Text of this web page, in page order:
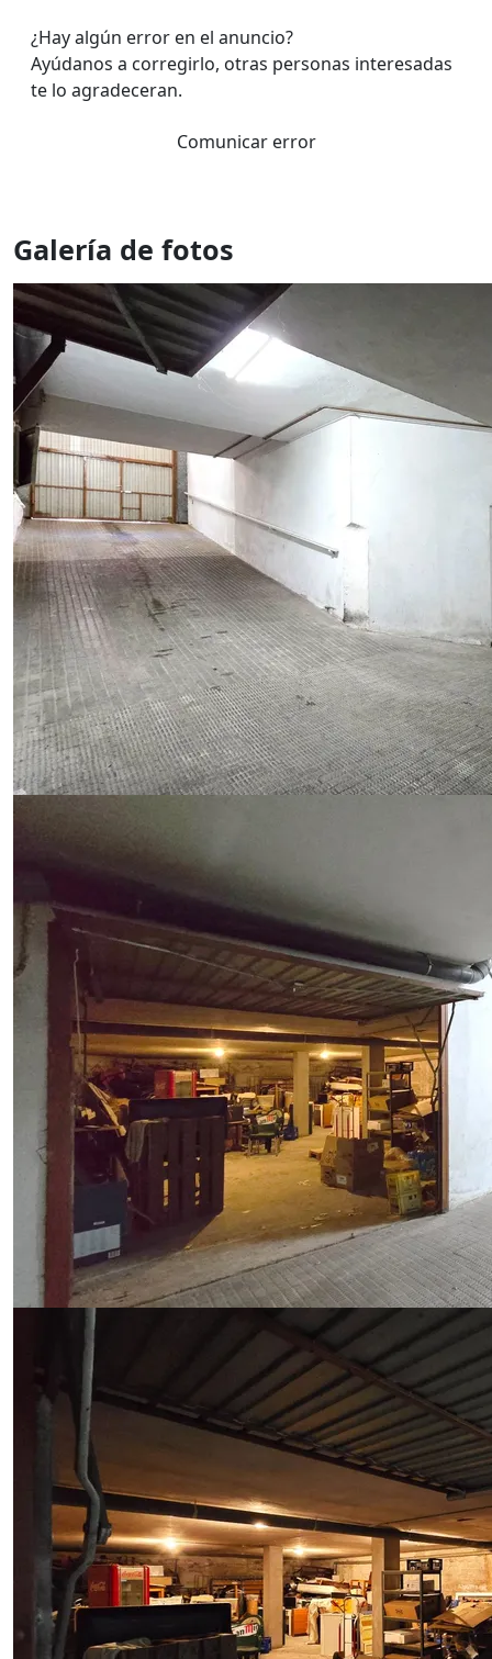
¿Hay algún error en el anuncio?
Ayúdanos a corregirlo, otras personas interesadas
te lo agradeceran.
Comunicar error
Galería de fotos